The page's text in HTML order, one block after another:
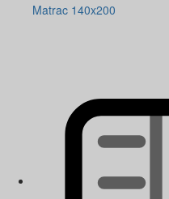
Matrac 140x200